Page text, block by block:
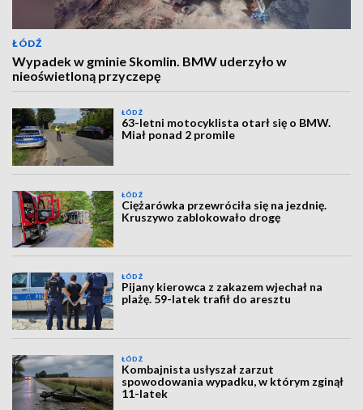
ŁÓDŹ
Wypadek w gminie Skomlin. BMW uderzyło w
nieoświetloną przyczepę
ŁÓDŹ
63-letni motocyklista otarł się o BMW.
Miał ponad 2 promile
ŁÓDŹ
Ciężarówka przewróciła się na jezdnię.
Kruszywo zablokowało drogę
ŁÓDŹ
Pijany kierowca z zakazem wjechał na
plażę. 59-latek trafił do aresztu
ŁÓDŹ
Kombajnista usłyszał zarzut
spowodowania wypadku, w którym zginął
11-latek